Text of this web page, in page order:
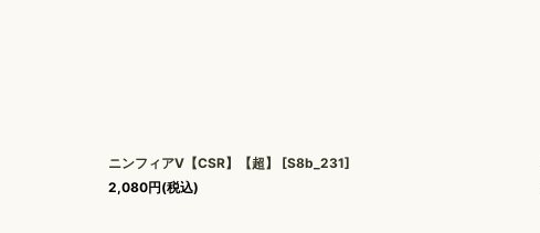
ニンフィアV【CSR】【超】 [S8b_231]
2,080円(税込)